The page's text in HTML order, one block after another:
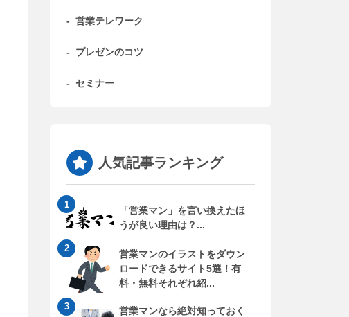
- 営業テレワーク
- プレゼンのコツ
- セミナー
人気記事ランキング
「営業マン」を言い換えたほ
うが良い理由は？...
営業マンのイラストをダウン
ロードできるサイト5選！有
料・無料それぞれ紹...
営業マンなら絶対知っておく